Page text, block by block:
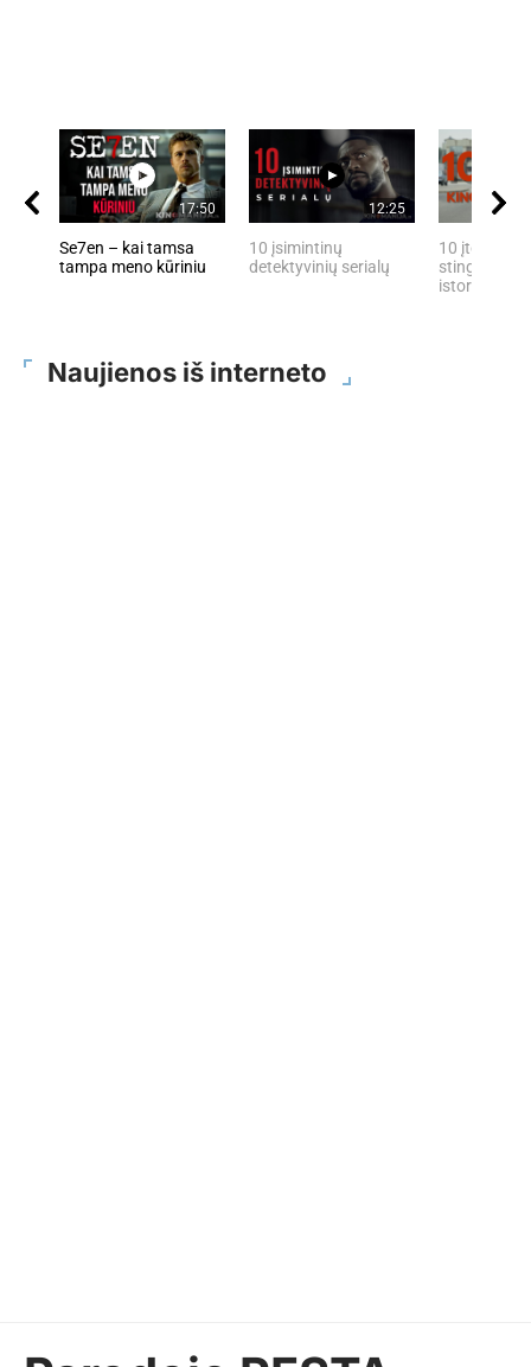
17:50
Se7en – kai tamsa
tampa meno kūriniu
12:25
10 įsimintinų
detektyvinių serialų
10 įtemptų,
stingdančių
istorijų
Naujienos iš interneto